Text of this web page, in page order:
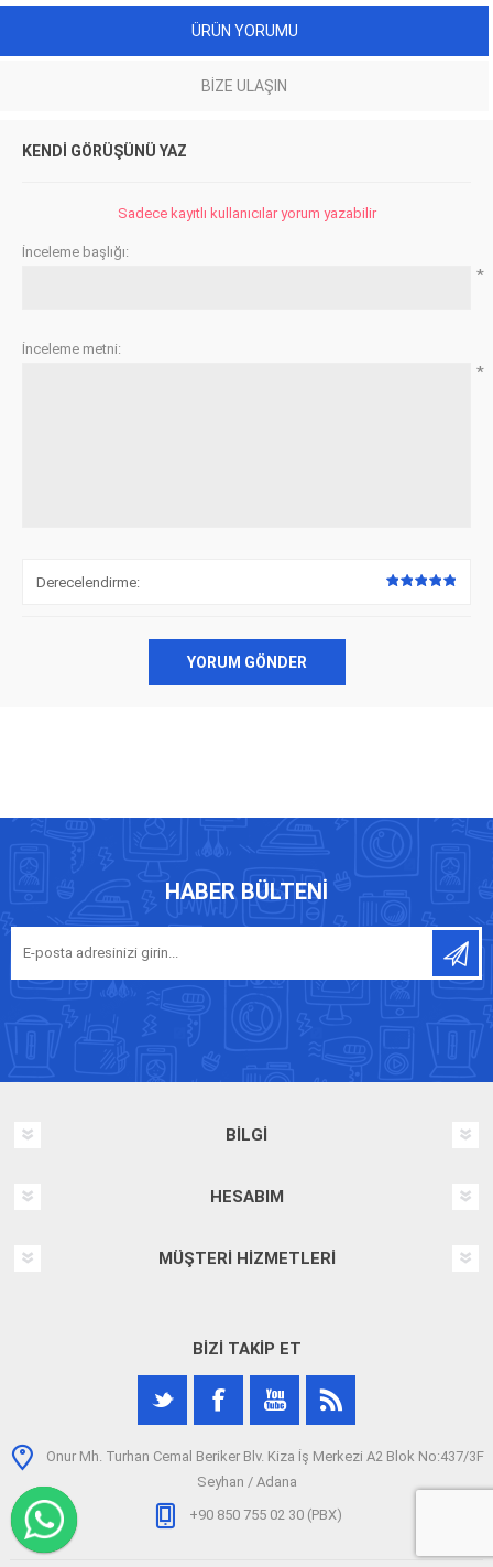
ÜRÜN YORUMU
BIZE ULAŞIN
KENDI GÖRÜŞÜNÜ YAZ
Sadece kayıtlı kullanıcılar yorum yazabilir
İnceleme başlığı:
*
İnceleme metni:
*
Derecelendirme:
YORUM GÖNDER
HABER BÜLTENI
BILGI
HESABIM
MÜŞTERI HIZMETLERI
BIZI TAKIP ET
Onur Mh. Turhan Cemal Beriker Blv. Kiza İş Merkezi A2 Blok No:437/3F
Seyhan / Adana
+90 850 755 02 30 (PBX)